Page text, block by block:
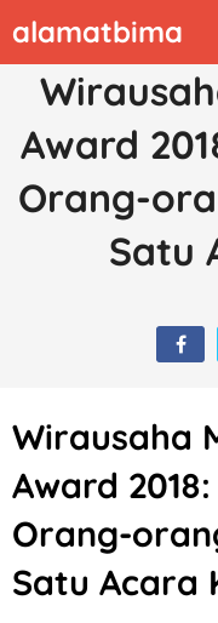
alamatbima
Award
Orang-
Satu
Wirausaha
Award
Orang-
Satu Acara